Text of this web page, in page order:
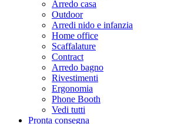
Arredo casa
Outdoor
Arredi nido e infanzia
Home office
Scaffalature
Contract
Arredo bagno
Rivestimenti
Ergonomia
Phone Booth
Vedi tutti
Pronta consegna